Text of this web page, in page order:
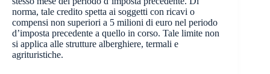
norma, tale credito spetta ai soggetti con ricavi o
compensi non superiori a 5 milioni di euro nel periodo
d’imposta precedente a quello in corso. Tale limite non
si applica alle strutture alberghiere, termali e
agrituristiche.